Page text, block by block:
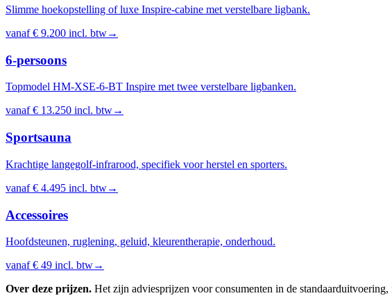
Slimme hoekopstelling of luxe Inspire-cabine met verstelbare ligbank.
vanaf€ 9.200 incl. btw→
6-persoons
Topmodel HM-XSE-6-BT Inspire met twee verstelbare ligbanken.
vanaf€ 13.250 incl. btw→
Sportsauna
Krachtige langegolf-infrarood, specifiek voor herstel en sporters.
vanaf€ 4.495 incl. btw→
Accessoires
Hoofdsteunen, ruglening, geluid, kleurentherapie, onderhoud.
vanaf€ 49 incl. btw→
Over deze prijzen. Het zijn adviesprijzen voor consumenten in de